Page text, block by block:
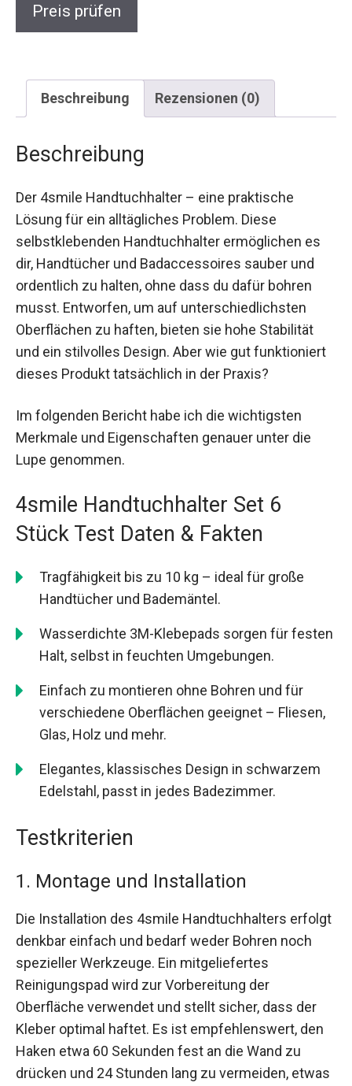
Preis prüfen
Beschreibung Rezensionen (0)
Beschreibung
Der 4smile Handtuchhalter – eine praktische
Lösung für ein alltägliches Problem. Diese
selbstklebenden Handtuchhalter ermöglichen es
dir, Handtücher und Badaccessoires sauber und
ordentlich zu halten, ohne dass du dafür bohren
musst. Entworfen, um auf unterschiedlichsten
Oberflächen zu haften, bieten sie hohe Stabilität
und ein stilvolles Design. Aber wie gut funktioniert
dieses Produkt tatsächlich in der Praxis?
Im folgenden Bericht habe ich die wichtigsten
Merkmale und Eigenschaften genauer unter die
Lupe genommen.
4smile Handtuchhalter Set 6
Stück Test Daten & Fakten
Tragfähigkeit bis zu 10 kg – ideal für große
Handtücher und Bademäntel.
Wasserdichte 3M-Klebepads sorgen für festen
Halt, selbst in feuchten Umgebungen.
Einfach zu montieren ohne Bohren und für
verschiedene Oberflächen geeignet – Fliesen,
Glas, Holz und mehr.
Elegantes, klassisches Design in schwarzem
Edelstahl, passt in jedes Badezimmer.
Testkriterien
1. Montage und Installation
Die Installation des 4smile Handtuchhalters erfolgt
denkbar einfach und bedarf weder Bohren noch
spezieller Werkzeuge. Ein mitgeliefertes
Reinigungspad wird zur Vorbereitung der
Oberfläche verwendet und stellt sicher, dass der
Kleber optimal haftet. Es ist empfehlenswert, den
Haken etwa 60 Sekunden fest an die Wand zu
drücken und 24 Stunden lang zu vermeiden, etwas